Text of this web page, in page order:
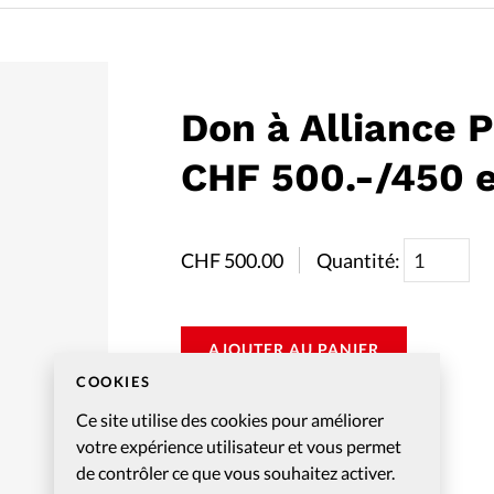
COOKIES
Ce site utilise des cookies pour améliorer
votre expérience utilisateur et vous permet
de contrôler ce que vous souhaitez activer.
La
Mon
Don à Alliance
CHF 500.-/450
CHF500.00 Quantité:
AJOUTER AU PANIER